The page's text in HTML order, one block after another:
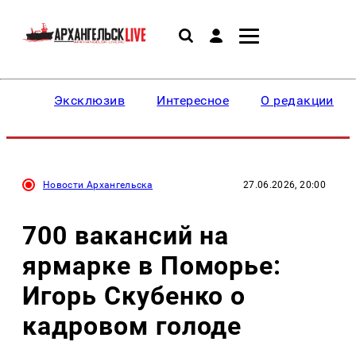
Эксклюзив Интересное О редакции
Новости Архангельска 27.06.2026, 20:00
700 вакансий на
ярмарке в Поморье:
Игорь Скубенко о
кадровом голоде